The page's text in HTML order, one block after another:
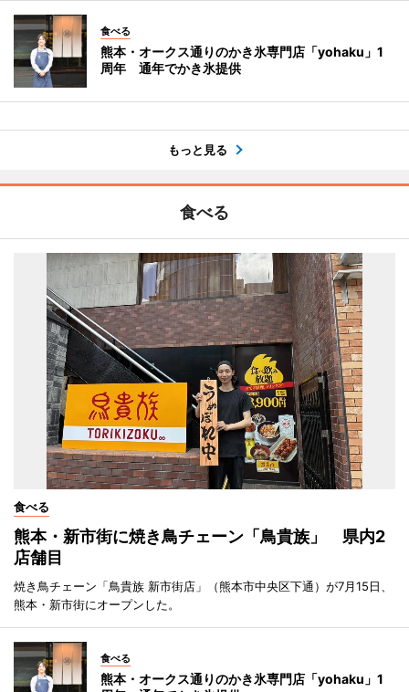
食べる
熊本・オークス通りのかき氷専門店「yohaku」1
周年 通年でかき氷提供
もっと見る
食べる
食べる
熊本・新市街に焼き鳥チェーン「鳥貴族」 県内2
店舗目
焼き鳥チェーン「鳥貴族 新市街店」（熊本市中央区下通）が7月15日、
熊本・新市街にオープンした。
食べる
熊本・オークス通りのかき氷専門店「yohaku」1